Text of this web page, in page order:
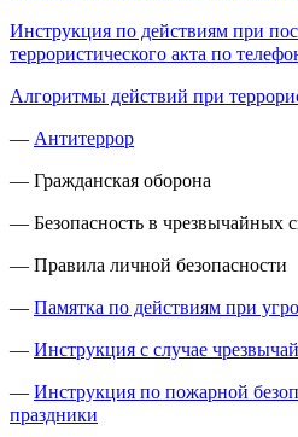
Инструкция по действиям при
террористического акта по
Алгоритмы действий при
— Антитеррор
— Гражданская оборона
— Безопасность в чрезвычайных
— Правила личной безопасности
— Памятка по действиям при
— Инструкция с случае
— Инструкция по пожарной
праздники